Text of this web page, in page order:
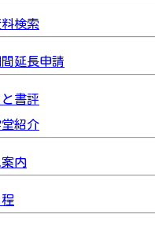
検索
延長申請
書評
紹介
内